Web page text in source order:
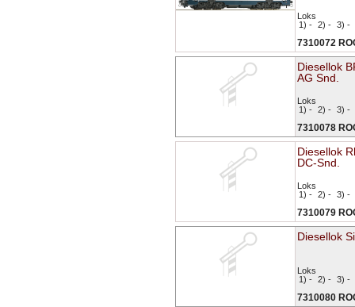
Loks
1) - 2) - 3) -
7310072
Diesellok
AG Snd.
Loks
1) - 2) - 3) -
7310078
Diesellok
DC-Snd.
Loks
1) - 2) - 3) -
7310079
Diesellok
Loks
1) - 2) - 3) -
7310080